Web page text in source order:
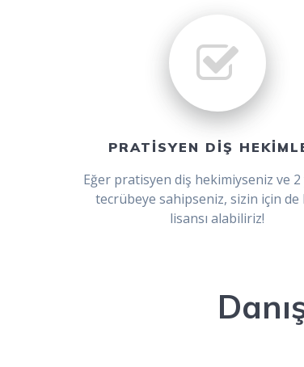
PRATİSYEN DİŞ
Eğer pratisyen diş hekimiyseniz ve 2
tecrübeye sahipseniz, sizin için de
lisansı alabiliriz!